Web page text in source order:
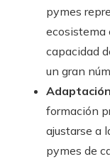
pymes
ecosistema
capacidad
un gran
formación
ajustarse a
pymes de